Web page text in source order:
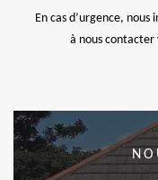
En cas d’urgence, nous
à nous contacter